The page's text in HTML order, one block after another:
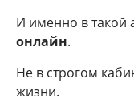
И именно в такой
онлайн.
Не в строгом
жизни.